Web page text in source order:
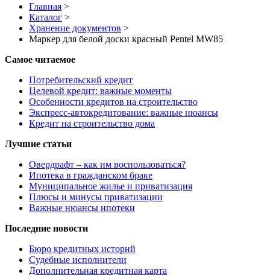
Главная >
Каталог >
Хранение документов >
Маркер для белой доски красный Pentel MW85
Самое читаемое
Потребительский кредит
Целевой кредит: важные моменты
Особенности кредитов на строительство
Экспресс-автокредитование: важные нюансы
Кредит на строительство дома
Лучшие статьи
Овердрафт – как им воспользоваться?
Ипотека в гражданском браке
Муниципальное жилье и приватизация
Плюсы и минусы приватизации
Важные нюансы ипотеки
Последние новости
Бюро кредитных историй
Судебные исполнители
Дополнительная кредитная карта